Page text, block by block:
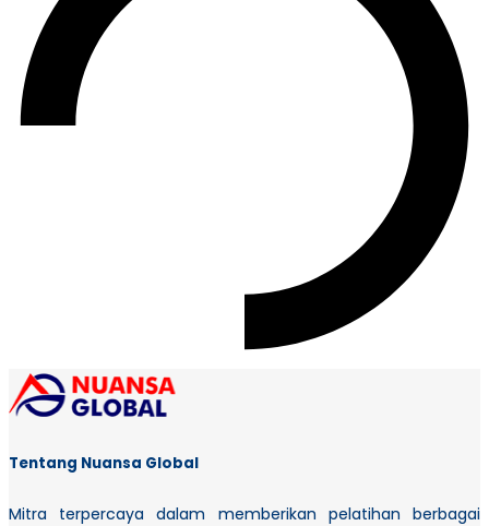
Tentang Nuansa Global
Mitra terpercaya dalam memberikan pelatihan berbagai